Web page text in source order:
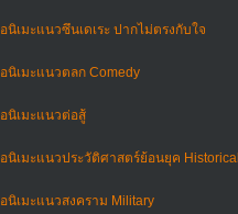
อนิเมะแนวซึนเดเระ ปากไม่ตรงกับใจ
อนิเมะแนวตลก Comedy
อนิเมะแนวต่อสู้
อนิเมะแนวประวัติศาสตร์ย้อนยุค Historical
อนิเมะแนวสงคราม Military